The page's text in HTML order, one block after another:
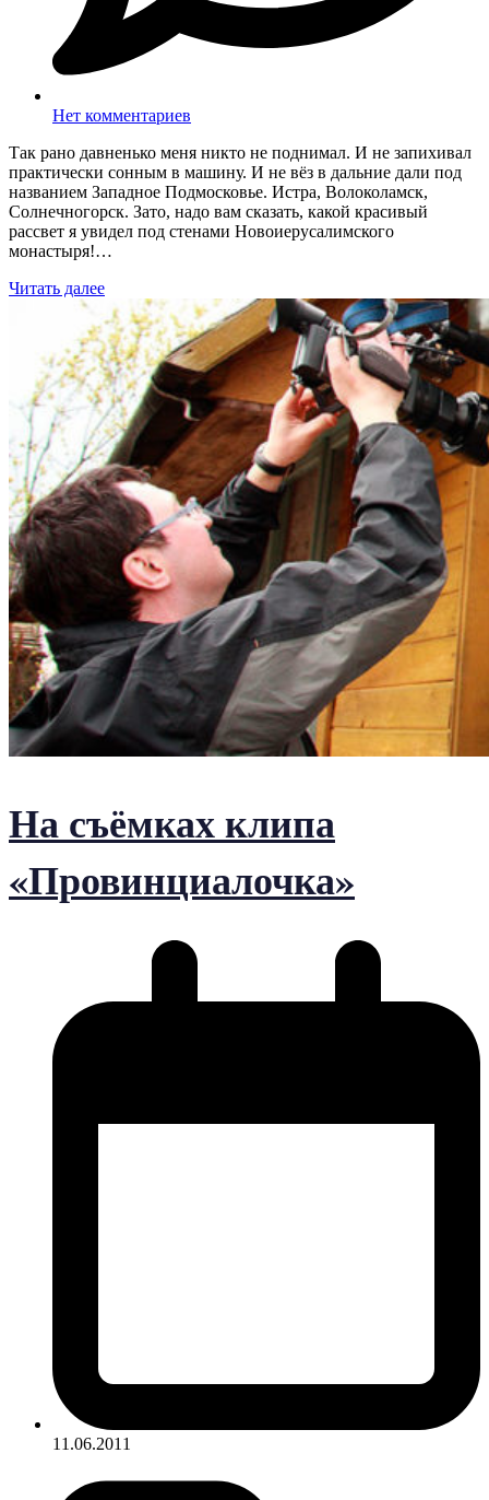
Нет комментариев
Так рано давненько меня никто не поднимал. И не запихивал
практически сонным в машину. И не вёз в дальние дали под
названием Западное Подмосковье. Истра, Волоколамск,
Солнечногорск. Зато, надо вам сказать, какой красивый
рассвет я увидел под стенами Новоиерусалимского
монастыря!…
Читать далее
На съёмках клипа
«Провинциалочка»
11.06.2011